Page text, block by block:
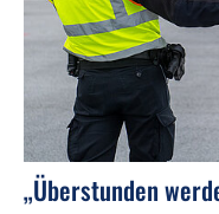
„Überstunden